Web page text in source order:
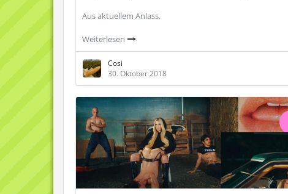
Aus aktuellem Anlass.
Weiterlesen
Cosi
30. Oktober 2018